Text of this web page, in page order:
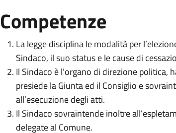
Competenze
La legge disciplina le modalità per
Sindaco, il suo status e le cause di
Il Sindaco è l’organo di direzione politica,
presiede la Giunta ed il Consiglio e
all’esecuzione degli atti.
Il Sindaco sovraintende inoltre
delegate al Comune.